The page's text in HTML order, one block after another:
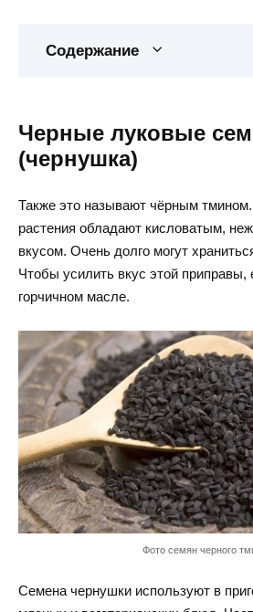
Содержание
Черные луковые
(чернушка)
Также это называют чёрным
растения обладают кисловатым,
вкусом. Очень долго могут
Чтобы усилить вкус этой
горчичном масле.
Фото семян черного
Семена чернушки используют в